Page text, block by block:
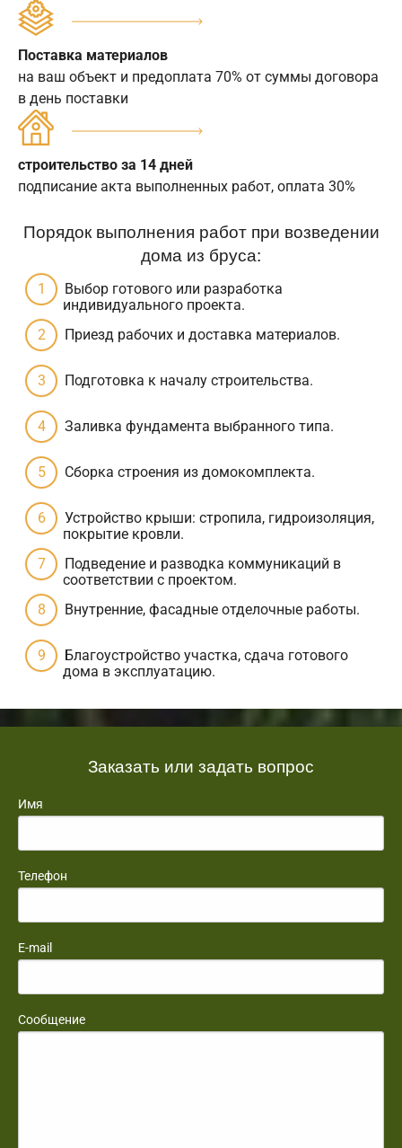
Поставка материалов
на ваш объект и предоплата 70% от суммы договора
в день поставки
строительство за 14 дней
подписание акта выполненных работ, оплата 30%
Порядок выполнения работ при возведении
дома из бруса:
Выбор готового или разработка
индивидуального проекта.
Приезд рабочих и доставка материалов.
Подготовка к началу строительства.
Заливка фундамента выбранного типа.
Сборка строения из домокомплекта.
Устройство крыши: стропила, гидроизоляция,
покрытие кровли.
Подведение и разводка коммуникаций в
соответствии с проектом.
Внутренние, фасадные отделочные работы.
Благоустройство участка, сдача готового
дома в эксплуатацию.
Заказать или задать вопрос
Имя
Телефон
E-mail
Сообщение